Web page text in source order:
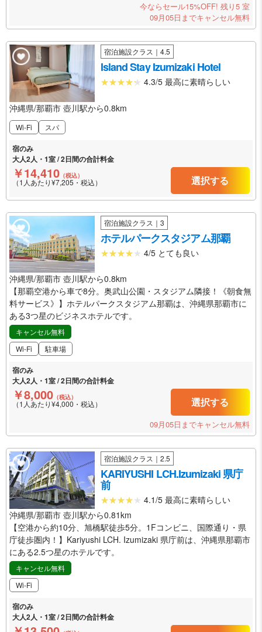
今ならセール15%OFF! 残り5 室
09月05日までキャンセル無料
宿泊施設クラス｜4.5
Island Stay Izumizaki Hotel
4.3/5 最高に素晴らしい
沖縄県/那覇市 壺川駅から0.8km
Wi-Fi スパ
宿のみ
大人2人・1室 / 2日間の合計料金
￥14,410 （税込）
（1人あたり¥7,205・税込） 選択する
宿泊施設クラス｜3
ホテルパークスタジアム那覇
4/5 とても良い
沖縄県/那覇市 壺川駅から0.8km
【那覇空港から車で8分。奥武山公園・スタジアム隣接！《朝食無
料サービス》】ホテルパークスタジアム那覇は、沖縄県那覇市に
ある3つ星のビジネスホテルです。
キャンセル無料
Wi-Fi
駐車場
宿のみ
大人2人・1室 / 2日間の合計料金
￥8,000 （税込）
（1人あたり¥4,000・税込） 選択する
09月05日までキャンセル無料
宿泊施設クラス｜2.5
KARIYUSHI LCH.Izumizaki 県庁
前
4.1/5 最高に素晴らしい
沖縄県/那覇市 壺川駅から0.81km
【空港から約10分、旭橋駅徒歩5分。1Fコンビニ、国際通り・県
庁徒歩圏内！】Kariyushi LCH. Izumizaki 県庁前は、沖縄県那覇市
にある2.5つ星のホテルです。
キャンセル無料
Wi-Fi
宿のみ
大人2人・1室 / 2日間の合計料金